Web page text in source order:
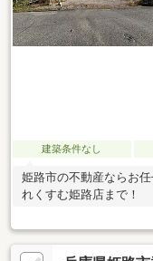
建築条件なし
姫路市の不動産ならお
れくすむ姫路店まで！